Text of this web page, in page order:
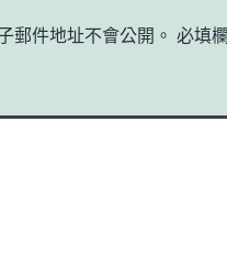
郵件地址不會公開。 必填